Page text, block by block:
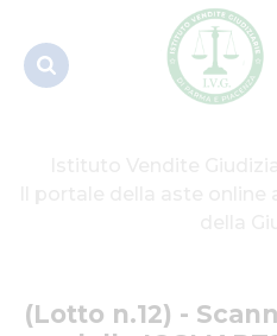
0348-
150208/01
(Lotto n.12) -